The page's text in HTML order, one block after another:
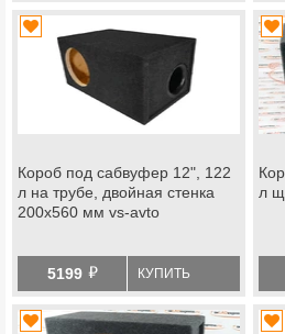
Короб под сабвуфер 12", 122
л на трубе, двойная стенка
200х560 мм vs-avto
5199 й КУПИТЬ
л